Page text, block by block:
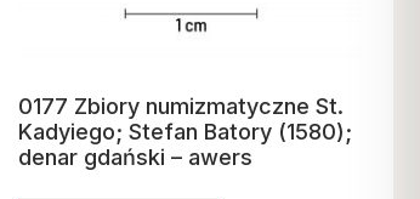
0177 Zbiory numizmatyczne St.
Kadyiego; Stefan Batory (1580);
denar gdański – awers